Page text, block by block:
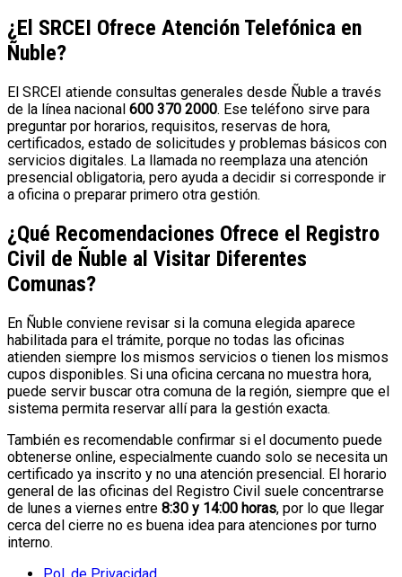
¿El SRCEI Ofrece Atención Telefónica en
Ñuble?
El SRCEI atiende consultas generales desde Ñuble a través
de la línea nacional 600 370 2000. Ese teléfono sirve para
preguntar por horarios, requisitos, reservas de hora,
certificados, estado de solicitudes y problemas básicos con
servicios digitales. La llamada no reemplaza una atención
presencial obligatoria, pero ayuda a decidir si corresponde ir
a oficina o preparar primero otra gestión.
¿Qué Recomendaciones Ofrece el Registro
Civil de Ñuble al Visitar Diferentes
Comunas?
En Ñuble conviene revisar si la comuna elegida aparece
habilitada para el trámite, porque no todas las oficinas
atienden siempre los mismos servicios o tienen los mismos
cupos disponibles. Si una oficina cercana no muestra hora,
puede servir buscar otra comuna de la región, siempre que el
sistema permita reservar allí para la gestión exacta.
También es recomendable confirmar si el documento puede
obtenerse online, especialmente cuando solo se necesita un
certificado ya inscrito y no una atención presencial. El horario
general de las oficinas del Registro Civil suele concentrarse
de lunes a viernes entre 8:30 y 14:00 horas, por lo que llegar
cerca del cierre no es buena idea para atenciones por turno
interno.